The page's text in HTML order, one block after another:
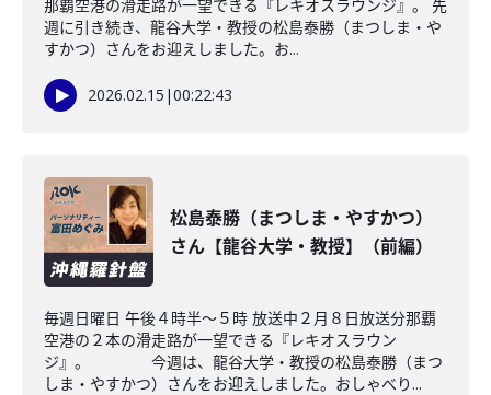
那覇空港の滑走路が一望できる『レキオスラウンジ』。 先
週に引き続き、龍谷大学・教授の松島泰勝（まつしま・や
すかつ）さんをお迎えしました。お...
2026.02.15 |00:22:43
松島泰勝（まつしま・やすかつ）
さん【龍谷大学・教授】（前編）
毎週日曜日 午後４時半～５時 放送中２月８日放送分那覇
空港の２本の滑走路が一望できる『レキオスラウン
ジ』。 今週は、龍谷大学・教授の松島泰勝（まつ
しま・やすかつ）さんをお迎えしました。おしゃべり...